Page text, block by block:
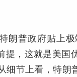
朗普政府贴上
提，这就是美
细节上看，特